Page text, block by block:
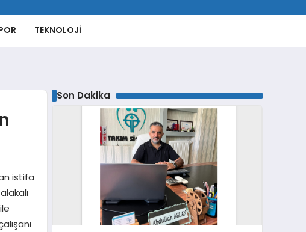
TEKNOLOJI
istifa
Son Dakika